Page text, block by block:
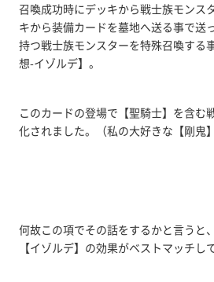
召喚成功時にデッキから戦士族モンス
キから装備カードを墓地へ送る事で送
持つ戦士族モンスターを特殊召喚する
想-イゾルデ】。
このカードの登場で【聖騎士】を含む
化されました。（私の大好きな【剛鬼
何故この項でその話をするかと言うと
【イゾルデ】の効果がベストマッチし